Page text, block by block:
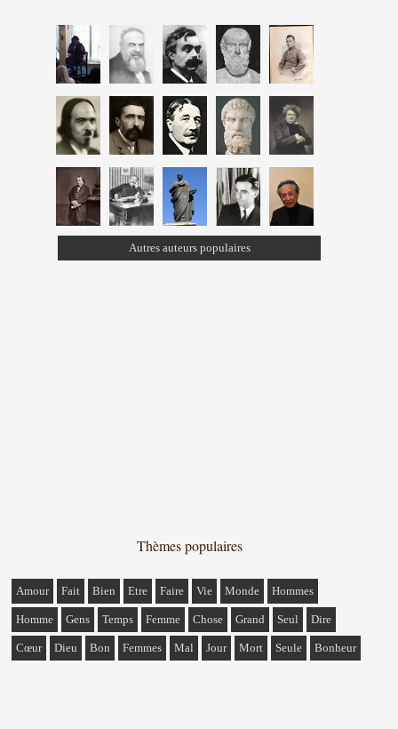
Autres auteurs populaires
Thèmes populaires
Amour Fait Bien Etre Faire Vie Monde Hommes
Homme Gens Temps Femme Chose Grand Seul Dire
Cœur Dieu Bon Femmes Mal Jour Mort Seule Bonheur